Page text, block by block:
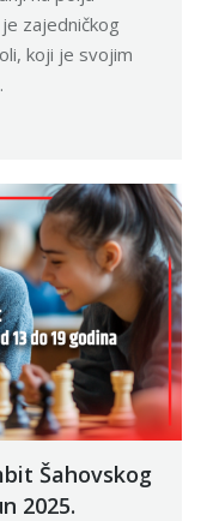
zajedničkog
koji je svojim
Šahovskog
2025.